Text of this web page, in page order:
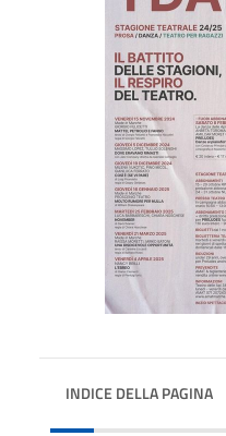
INDICE DELLA PAGINA